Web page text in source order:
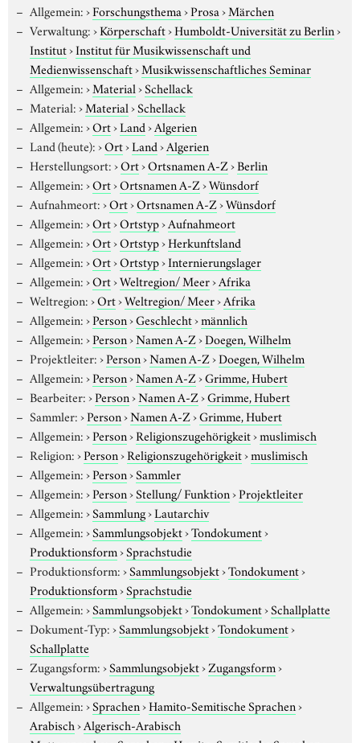
Allgemein:›Forschungsthema›Prosa›Märchen
Verwaltung:›Körperschaft›Humboldt-Universität zu Berlin›
Institut›Institut für Musikwissenschaft und
Medienwissenschaft›Musikwissenschaftliches Seminar
Allgemein:›Material›Schellack
Material:›Material›Schellack
Allgemein:›Ort›Land›Algerien
Land (heute):›Ort›Land›Algerien
Herstellungsort:›Ort›Ortsnamen A-Z›Berlin
Allgemein:›Ort›Ortsnamen A-Z›Wünsdorf
Aufnahmeort:›Ort›Ortsnamen A-Z›Wünsdorf
Allgemein:›Ort›Ortstyp›Aufnahmeort
Allgemein:›Ort›Ortstyp›Herkunftsland
Allgemein:›Ort›Ortstyp›Internierungslager
Allgemein:›Ort›Weltregion/ Meer›Afrika
Weltregion:›Ort›Weltregion/ Meer›Afrika
Allgemein:›Person›Geschlecht›männlich
Allgemein:›Person›Namen A-Z›Doegen, Wilhelm
Projektleiter:›Person›Namen A-Z›Doegen, Wilhelm
Allgemein:›Person›Namen A-Z›Grimme, Hubert
Bearbeiter:›Person›Namen A-Z›Grimme, Hubert
Sammler:›Person›Namen A-Z›Grimme, Hubert
Allgemein:›Person›Religionszugehörigkeit›muslimisch
Religion:›Person›Religionszugehörigkeit›muslimisch
Allgemein:›Person›Sammler
Allgemein:›Person›Stellung/ Funktion›Projektleiter
Allgemein:›Sammlung›Lautarchiv
Allgemein:›Sammlungsobjekt›Tondokument›
Produktionsform›Sprachstudie
Produktionsform:›Sammlungsobjekt›Tondokument›
Produktionsform›Sprachstudie
Allgemein:›Sammlungsobjekt›Tondokument›Schallplatte
Dokument-Typ:›Sammlungsobjekt›Tondokument›
Schallplatte
Zugangsform:›Sammlungsobjekt›Zugangsform›
Verwaltungsübertragung
Allgemein:›Sprachen›Hamito-Semitische Sprachen›
Arabisch›Algerisch-Arabisch